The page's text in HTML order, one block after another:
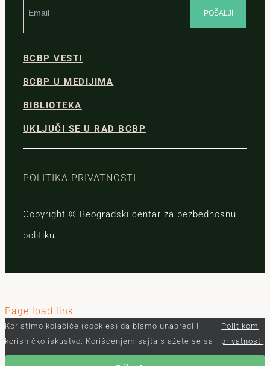
BCBP VESTI
BCBP U MEDIJIMA
BIBLIOTEKA
UKLJUČI SE U RAD BCBP
POLITIKA PRIVATNOSTI
Copyright © Beogradski centar za bezbednosnu
politiku.
Page load link
Koristimo kolačiće (cookies) da bismo unapredili
korisničko iskustvo. Korišćenjem sajta slažete se sa
Politikom
privatnosti